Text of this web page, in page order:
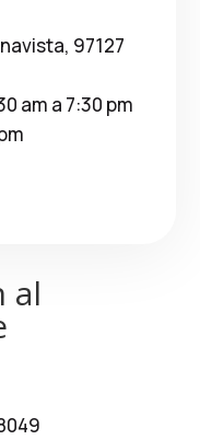
97127
am a 7:30 pm
al